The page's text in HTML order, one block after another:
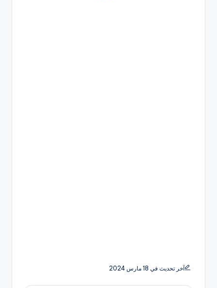
آخر تحديث في 18 مارس 2024